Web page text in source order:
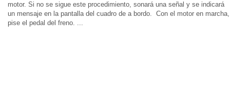
motor. Si no se sigue este procedimiento, sonará una señal y se indicará
un mensaje en la pantalla del cuadro de a bordo. Con el motor en marcha,
pise el pedal del freno. ...